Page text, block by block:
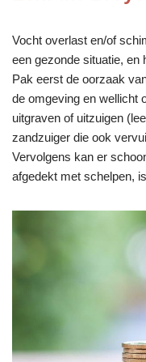
Vocht overlast en/of
een gezonde situatie, en
Pak eerst de oorzaak
de omgeving en wellicht
uitgraven of uitzuigen
zandzuiger die ook
Vervolgens kan er
afgedekt met schelpen,